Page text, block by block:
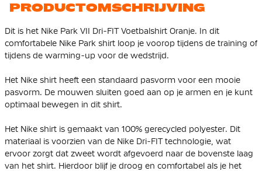
PRODUCTOMSCHRIJVING
Dit is het Nike Park VII Dri-FIT Voetbalshirt Oranje. In dit
comfortabele Nike Park shirt loop je voorop tijdens de training of
tijdens de warming-up voor de wedstrijd.
Het Nike shirt heeft een standaard pasvorm voor een mooie
pasvorm. De mouwen sluiten goed aan op je armen en je kunt
optimaal bewegen in dit shirt.
Het Nike shirt is gemaakt van 100% gerecycled polyester. Dit
materiaal is voorzien van de Nike Dri-FIT technologie, wat
ervoor zorgt dat zweet wordt afgevoerd naar de bovenste laag
van het shirt. Hierdoor blijf je droog en comfortabel als je het